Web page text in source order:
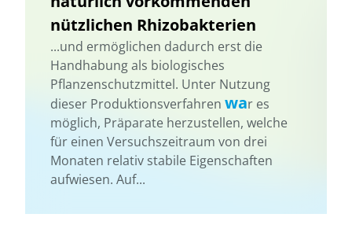
nützlichen Rhizobakterien
...und ermöglichen dadurch erst die
Handhabung als biologisches
Pflanzenschutzmittel. Unter Nutzung
dieser Produktionsverfahren war es
möglich, Präparate herzustellen, welche
für einen Versuchszeitraum von drei
Monaten relativ stabile Eigenschaften
aufwiesen. Auf...